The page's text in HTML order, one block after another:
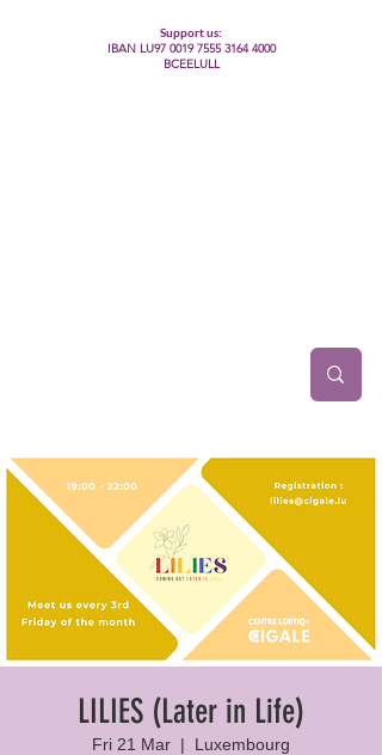
Support us:
IBAN LU97 0019 7555 3164 4000
BCEELULL
LILIES (Later in Life)
Fri 21 Mar
  |
Luxembourg